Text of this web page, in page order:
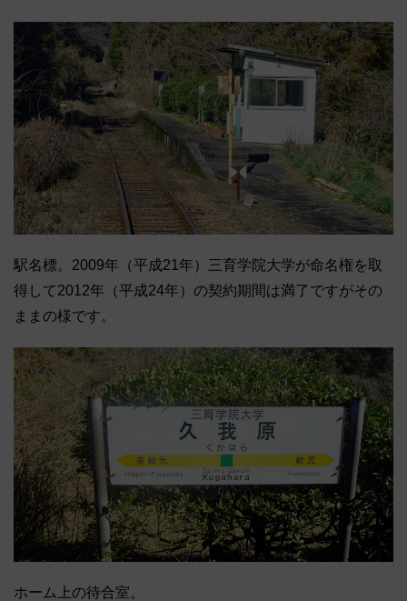
駅名標。2009年（平成21年）三育学院大学が命名権を取
得して2012年（平成24年）の契約期間は満了ですがその
ままの様です。
ホーム上の待合室。